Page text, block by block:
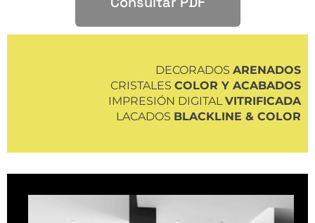
DECORADOS ARENADOS
CRISTALES COLOR Y ACABADOS
IMPRESIÓN DIGITALVITRIFICADA
LACADOS BLACKLINE & COLOR